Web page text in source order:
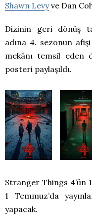
Shawn Levyve Dan
Dizinin geri dönüş
adına 4. sezonun
mekânı temsil eden
posteri paylaşıldı.
Stranger Things 4’ün
1 Temmuz’da
yapacak.